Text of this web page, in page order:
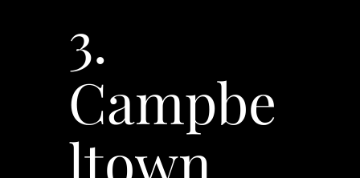
3.
Campbe
ltown